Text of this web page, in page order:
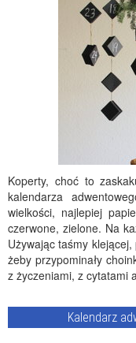
Koperty, choć to
kalendarza
wielkości, najlepiej
czerwone, zielone. Na
Używając taśmy
żeby przypominały
z życzeniami, z cytatami
Kalendarz